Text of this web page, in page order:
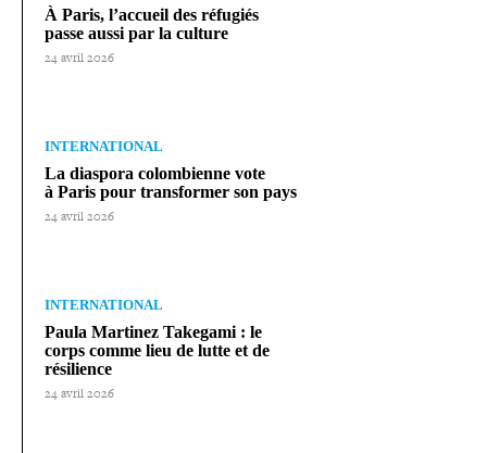
À Paris, l’accueil des réfugiés
passe aussi par la culture
24 avril 2026
INTERNATIONAL
La diaspora colom­bienne vote
à Paris pour trans­for­mer son pays
24 avril 2026
INTERNATIONAL
Paula Martinez Takegami : le
corps comme lieu de lutte et de
résilience
24 avril 2026